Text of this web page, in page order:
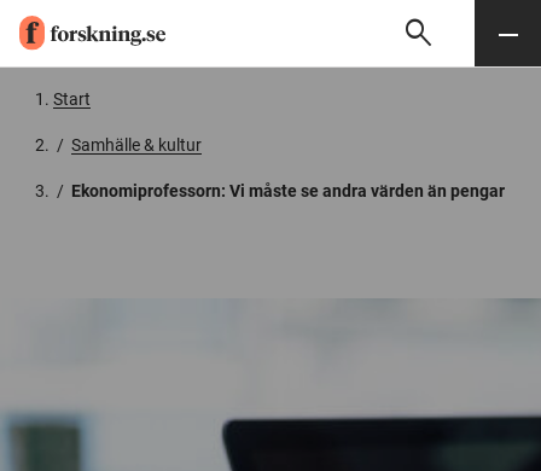
Söksearch Meny
Start
/ Samhälle & kultur
/ Ekonomiprofessorn: Vi måste se andra värden än pengar